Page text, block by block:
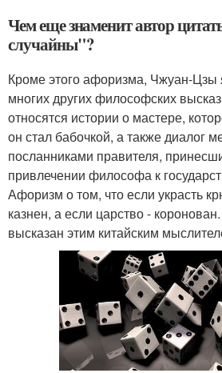
Чем еще знаменит автор
случайны"?
Кроме этого афоризма, Чжуан-Цзы
многих других философских
относятся истории о мастере,
он стал бабочкой, а также диалог
посланниками правителя,
привлечении философа к
Афоризм о том, что если украсть
казнен, а если царство -
высказан этим китайским